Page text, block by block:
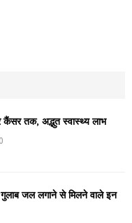
तक, अद्भुत स्वास्थ्य लाभ
0
जल लगाने से मिलने वाले इन